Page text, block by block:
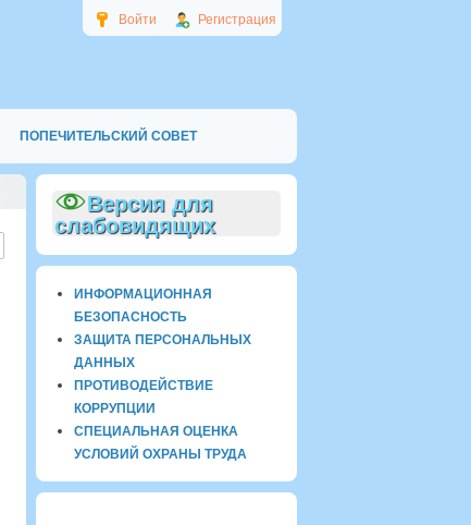
Войти Регистрация
ПОПЕЧИТЕЛЬСКИЙ СОВЕТ
Версия для
слабовидящих
ИНФОРМАЦИОННАЯ
БЕЗОПАСНОСТЬ
ЗАЩИТА ПЕРСОНАЛЬНЫХ
ДАННЫХ
ПРОТИВОДЕЙСТВИЕ
КОРРУПЦИИ
СПЕЦИАЛЬНАЯ ОЦЕНКА
УСЛОВИЙ ОХРАНЫ ТРУДА